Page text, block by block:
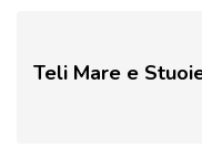
Teli Mare e